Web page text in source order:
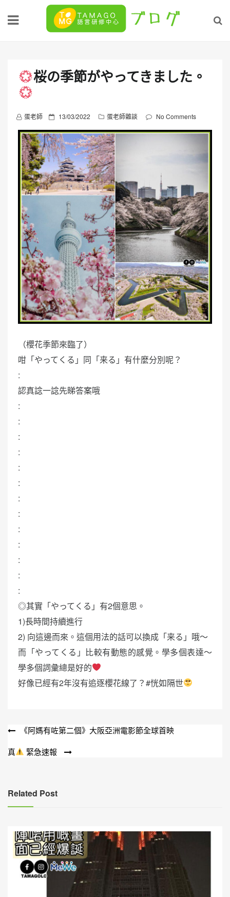
桜の季節がやってきました。
蛋老師
P
o
s
t
e
d
o
13/03/2022 蛋老師雜談 No Comments
（櫻花季節來臨了）
咁「やってくる」同「来る」有什麼分別呢？
:
認真諗一諗先睇答案哦
:
:
:
:
:
:
:
:
:
:
:
:
:
◎其實「やってくる」有2個意思。
1)長時間持續進行
2) 向這邊而來。這個用法的話可以換成「来る」哦～
而「やってくる」比較有動態的感覺。學多個表達～
學多個詞彙總是好的
好像已經有2年沒有追逐櫻花線了？#恍如隔世
文
章
《阿媽有咗第二個》大阪亞洲電影節全球首映
真
緊急速報
Related Post